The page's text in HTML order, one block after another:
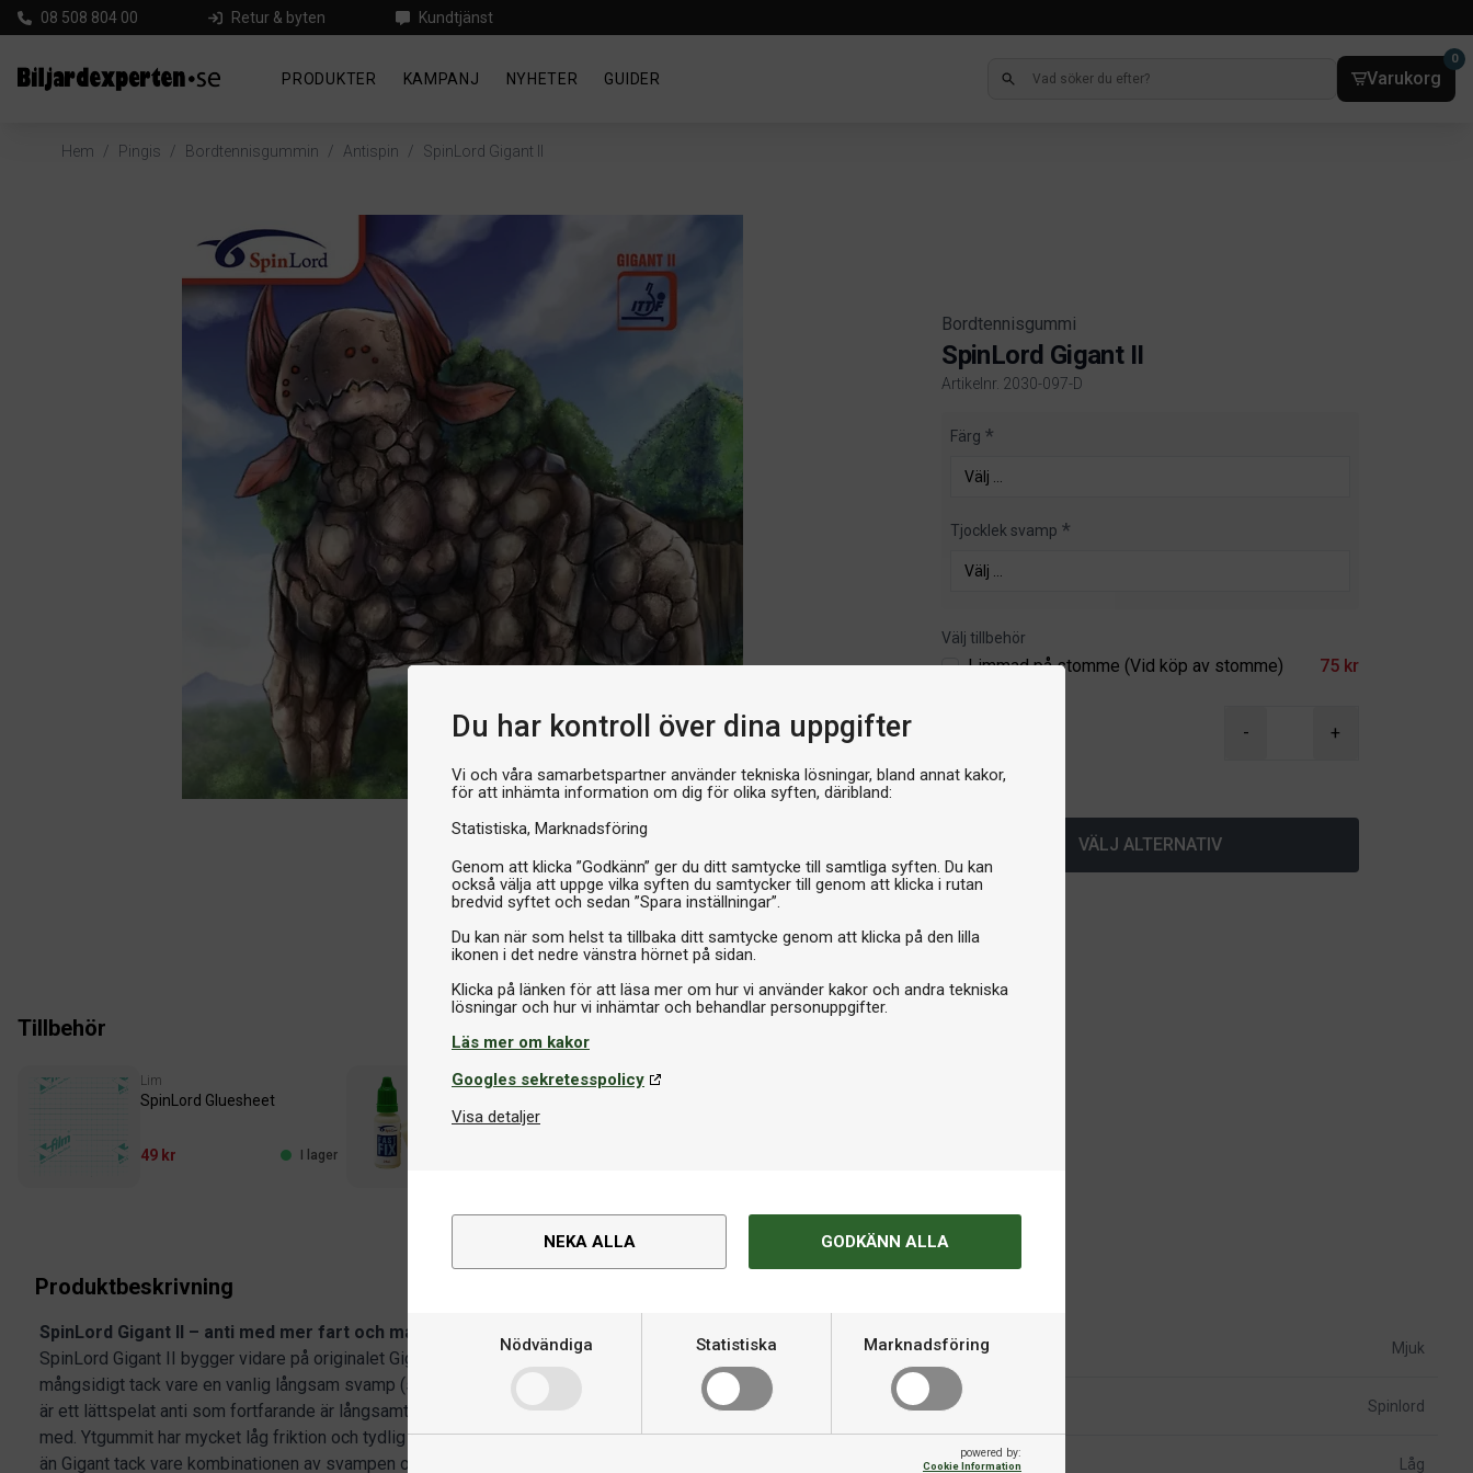
Du har kontroll över dina uppgifter
Vi och våra samarbetspartner använder tekniska lösningar, bland annat kakor,
för att inhämta information om dig för olika syften, däribland:
Statistiska Marknadsföring
Genom att klicka ”Godkänn” ger du ditt samtycke till samtliga syften. Du kan
också välja att uppge vilka syften du samtycker till genom att klicka i rutan
bredvid syftet och sedan ”Spara inställningar”.
Du kan när som helst ta tillbaka ditt samtycke genom att klicka på den lilla
ikonen i det nedre vänstra hörnet på sidan.
Klicka på länken för att läsa mer om hur vi använder kakor och andra tekniska
Läs mer om kakor
Googles sekretesspolicy
Visa detaljer
NEKA ALLA GODKÄNN ALLA
Nödvändiga Statistiska Marknadsföring
powered by:
Cookie Information
08 508 804 00 Retur & byten Kundtjänst
PRODUKTER KAMPANJ NYHETER GUIDER Varukorg
0
Hem / Pingis / Bordtennisgummin / Antispin / SpinLord Gigant II
Bordtennisgummi
SpinLord Gigant II
Artikelnr. 2030-097-D
Product information
Färg
Tjocklek svamp
Välj tillbehör
Limmad på stomme (Vid köp av stomme) 75 kr
- +
I lager
VÄLJ ALTERNATIV
Tillbehör
Lim
SpinLord Gluesheet
49 kr I lager
Lim
Produktbeskrivning
SpinLord Gigant II – anti med mer fart och mångsidighet än föregångaren
SpinLord Gigant II bygger vidare på originalet Gigant men är något snabbare och mer
mångsidigt tack vare en vanlig långsam svamp (samma som SpinLord Marder). Resultatet
är ett lättspelat anti som fortfarande är långsamt, men betydligt enklare att spela aktivt
med. Ytgummit har mycket låg friktion och tydlig antieffekt, men kan ändå skapa mer skruv
än Gigant tack vare kombinationen av svampen och ytgummit.
Hårdhet Mjuk
Varumärke Spinlord
Låg